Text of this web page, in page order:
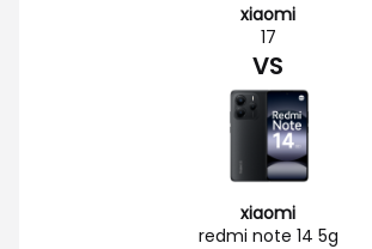
xiaomi
17
VS
xiaomi
redmi note 14 5g